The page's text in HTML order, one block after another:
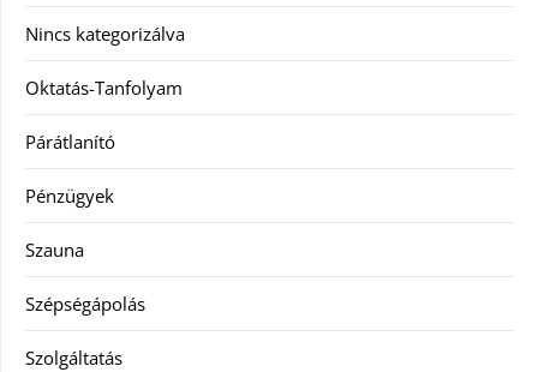
Nincs kategorizálva
Oktatás-Tanfolyam
Párátlanító
Pénzügyek
Szauna
Szépségápolás
Szolgáltatás